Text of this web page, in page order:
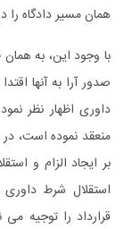
همان مسیر دادگاه را
با وجود این، به
صدور آرا به آنها
داوری اظهار نظر
منعقد نموده است،
بر ایجاد الزام و
استقلال شرط
قرارداد را توجیه می